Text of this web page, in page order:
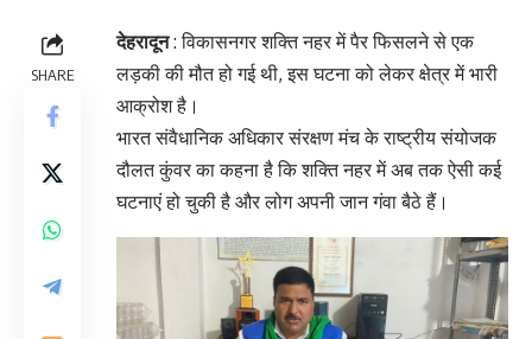
SHARE
देहरादून: विकासनगर शक्ति नहर में पैर फिसलने से एक
लड़की की मौत हो गई थी, इस घटना को लेकर क्षेत्र में भारी
आक्रोश है।
भारत संवैधानिक अधिकार संरक्षण मंच के राष्ट्रीय संयोजक
दौलत कुंवर का कहना है कि शक्ति नहर में अब तक ऐसी कई
घटनाएं हो चुकी है और लोग अपनी जान गंवा बैठे हैं।